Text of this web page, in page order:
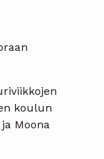
koulun
Moona